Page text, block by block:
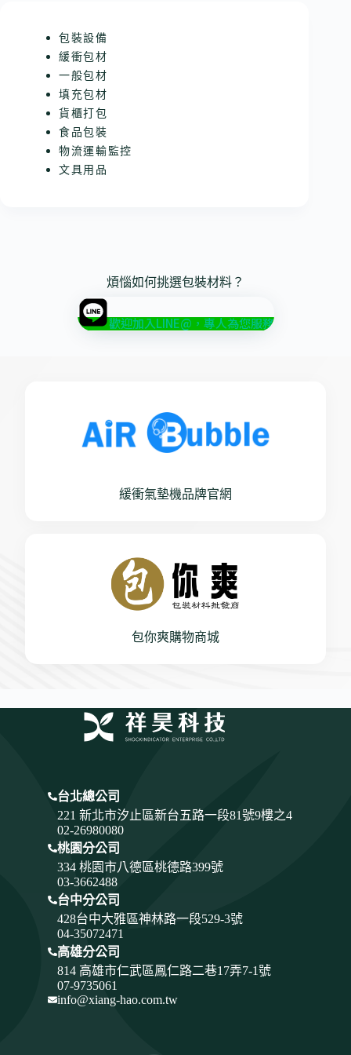
包裝設備
緩衝包材
一般包材
填充包材
貨櫃打包
食品包裝
物流運輸監控
文具用品
煩惱如何挑選包裝材料？
歡迎加入LINE@，專人為您服務
緩衝氣墊機品牌官網
包你爽購物商城
台北總公司
221 新北市汐止區新台五路一段81號9樓之4
02-26980080
桃園分公司
334 桃園市八德區桃德路399號
03-3662488
台中分公司
428台中大雅區神林路一段529-3號
04-35072471
高雄分公司
814 高雄市仁武區鳳仁路二巷17弄7-1號
07-9735061
info@xiang-hao.com.tw